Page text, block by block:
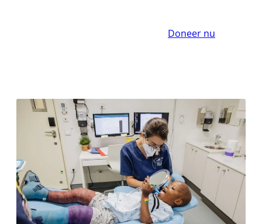
Doneer nu